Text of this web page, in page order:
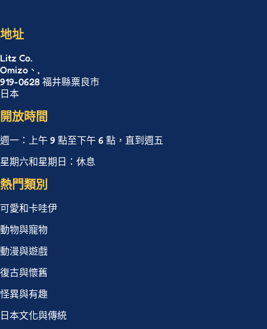
地址
Litz Co.
Omizo、,
919-0628 福井縣粟良市
日本
開放時間
週一：上午 9 點至下午 6 點，直到週五
星期六和星期日：休息
熱門類別
可愛和卡哇伊
動物與寵物
動漫與遊戲
復古與懷舊
怪異與有趣
日本文化與傳統